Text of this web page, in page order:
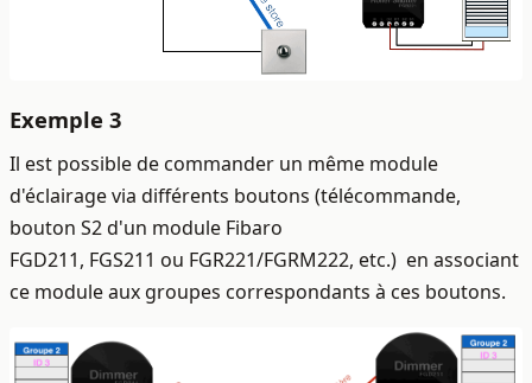
Exemple 3
Il est possible de commander un même module
d'éclairage via différents boutons (télécommande,
bouton S2 d'un module Fibaro
FGD211, FGS211 ou FGR221/FGRM222, etc.) en associant
ce module aux groupes correspondants à ces boutons.